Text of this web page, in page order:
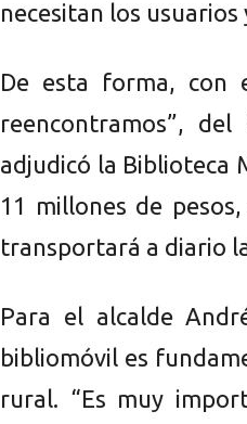
necesitan los
De esta forma, con
reencontramos”,
adjudicó la Biblioteca
11 millones de
transportará a diario
Para el alcalde
bibliomóvil es
rural. “Es muy